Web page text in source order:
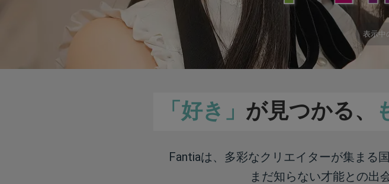
表示中
「好き」 が見つかる、
Fantiaは、多彩なクリエイターが集まる
まだ知らない才能との出